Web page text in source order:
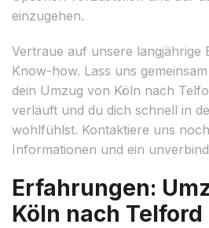
einzugehen.
Vertraue auf unsere langjährige
Know-how. Lass uns
dein Umzug von Köln nach
verläuft und du dich schnell in
wohlfühlst. Kontaktiere uns
Informationen und ein
Erfahrungen:
Köln nach Telford